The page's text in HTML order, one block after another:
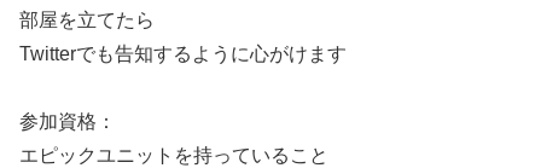
部屋を立てたら
Twitterでも告知するように心がけます
参加資格：
エピックユニットを持っていること